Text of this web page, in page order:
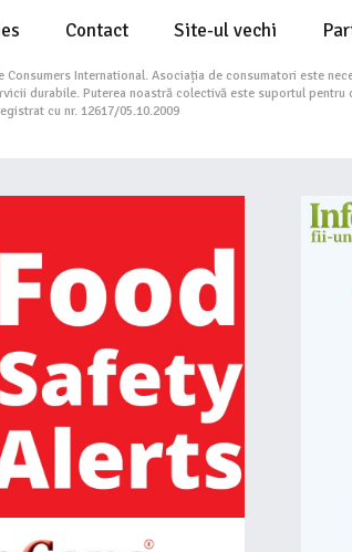
Contact Site-ul vechi
International. Asociația de consumatori este
durabile. Puterea noastră colectivă este suportul
cu nr. 12617/05.10.2009